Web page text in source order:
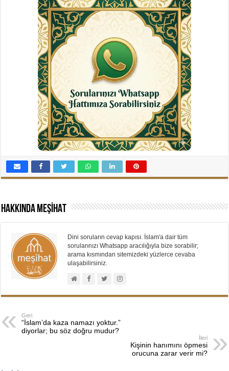
Hakkında MEŞİHAT
Dini soruların cevap kapısı. İslam'a dair tüm
sorularınızı Whatsapp aracılığıyla bize sorabilir;
arama kısmından sitemizdeki yüzlerce cevaba
ulaşabilirsiniz.
Geri
“İslam’da kaza namazı yoktur.”
diyorlar; bu söz doğru mudur?
İleri
Kişinin hanımını öpmesi
orucuna zarar verir mi?